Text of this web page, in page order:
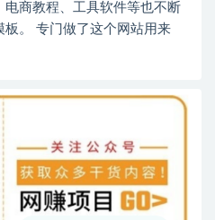
电商教程、工具软件等也不断
。 专门做了这个网站用来